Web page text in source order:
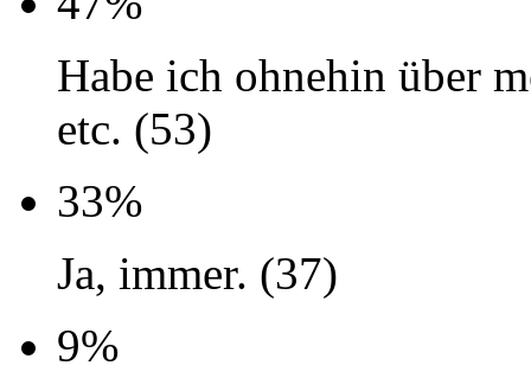
Habe ich ohnehin über
etc. (53)
33%
Ja, immer. (37)
9%